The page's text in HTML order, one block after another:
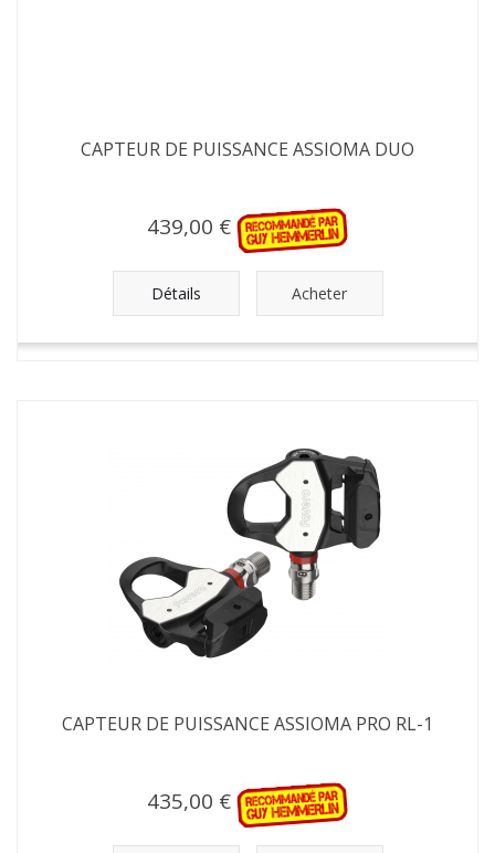
CAPTEUR DE PUISSANCE ASSIOMA DUO
439,00 €
Détails Acheter
CAPTEUR DE PUISSANCE ASSIOMA PRO RL-1
435,00 €